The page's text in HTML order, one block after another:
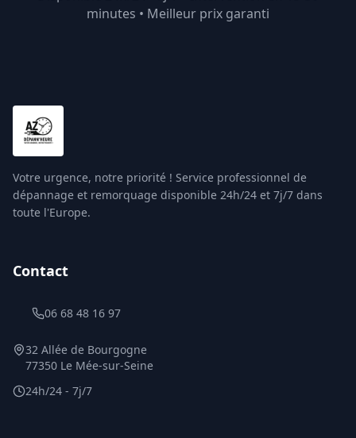
minutes • Meilleur prix garanti
Votre urgence, notre priorité ! Service professionnel de
dépannage et remorquage disponible 24h/24 et 7j/7 dans
toute l'Europe.
Contact
06 68 48 16 97
32 Allée de Bourgogne
77350 Le Mée-sur-Seine
24h/24 - 7j/7